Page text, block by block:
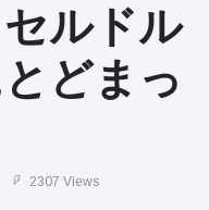
ルドル
どまっ
2307 Views